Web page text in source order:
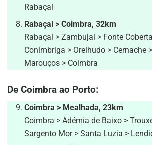
Rabaçal
Rabaçal > Coimbra, 32km
Rabaçal > Zambujal > Fonte
Conímbriga > Orelhudo > Cernache
Marouços > Coimbra
De Coimbra ao Porto:
Coimbra > Mealhada, 23km
Coimbra > Adémia de Baixo >
Sargento Mor > Santa Luzia >